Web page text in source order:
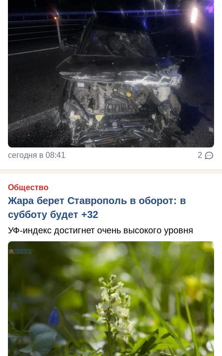
сегодня в 08:41 2
Общество
Жара берет Ставрополь в оборот: в
субботу будет +32
УФ-индекс достигнет очень высокого уровня